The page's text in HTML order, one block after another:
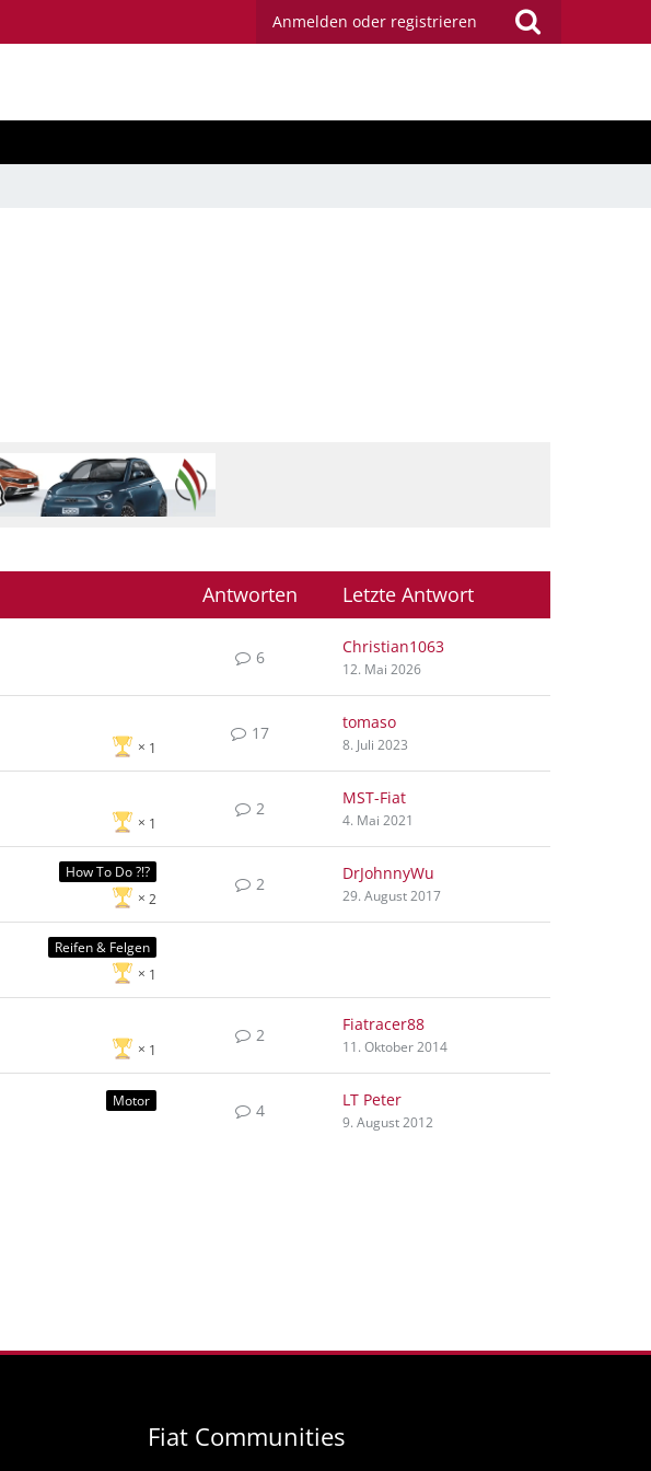
Anmelden oder registrieren
Antworten Letzte Antwort
6
Christian1063
12. Mai 2026
1
17
tomaso
8. Juli 2023
1
2
MST-Fiat
4. Mai 2021
How To Do ?!?
2
2
DrJohnnyWu
29. August 2017
Reifen & Felgen
1
1
2
Fiatracer88
11. Oktober 2014
Motor 4
LT Peter
9. August 2012
Fiat Communities